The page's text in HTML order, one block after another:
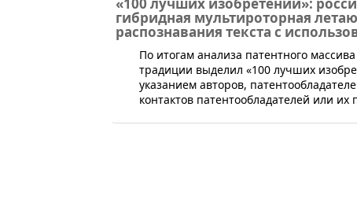
«100 лучших изобретений»:
гибридная мультироторная
распознавания текста с
​По итогам анализа патентного
традиции выделил «100 лучших
указанием авторов,
контактов патентообладателей или их